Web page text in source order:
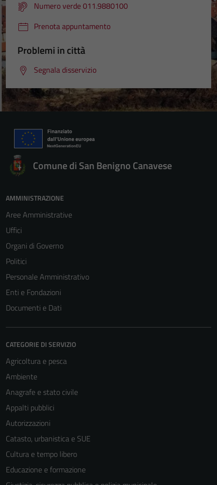
Numero verde 011.9880100
Prenota appuntamento
Problemi in città
Segnala disservizio
Comune di San Benigno Canavese
AMMINISTRAZIONE
Aree Amministrative
Uffici
Organi di Governo
Politici
Personale Amministrativo
Enti e Fondazioni
Documenti e Dati
CATEGORIE DI SERVIZIO
Agricoltura e pesca
Ambiente
Anagrafe e stato civile
Appalti pubblici
Autorizzazioni
Catasto, urbanistica e SUE
Cultura e tempo libero
Educazione e formazione